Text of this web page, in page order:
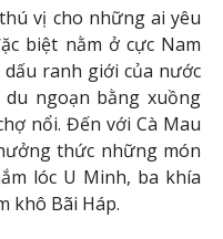
vị cho những ai yêu
biệt nằm ở cực Nam
ranh giới của nước
ngoạn bằng xuồng
nổi. Đến với Cà Mau
thức những món
lóc U Minh, ba khía
khô Bãi Háp.